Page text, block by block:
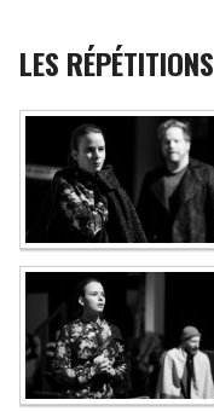
LES RÉPÉTITIONS